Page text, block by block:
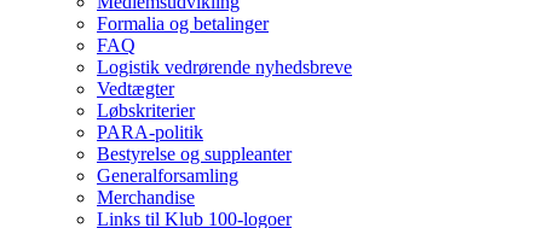
Formalia og betalinger
FAQ
Logistik vedrørende nyhedsbreve
Vedtægter
Løbskriterier
PARA-politik
Bestyrelse og suppleanter
Generalforsamling
Merchandise
Links til Klub 100-logoer